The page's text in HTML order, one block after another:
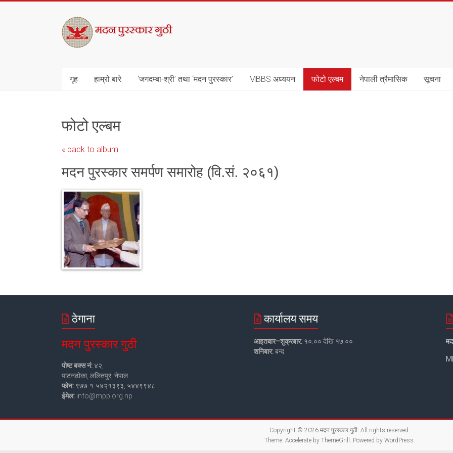
मदन
पुरस्कार
गुठी
गृह हाम्रो बारे ‘जगदम्बा-श्री’ तथा ‘मदन पुरस्कार’ MBBS अध्ययन फोटो एल्बम नेपाली त्रैमासिक सूचना
फोटो एल्बम
« back to album
मदन पुरस्कार समर्पण समारोह (वि.सं. २०६१)
ठेगाना
मदन पुरस्कार गुठी
पोष्ट बक्स नं: ४२,
पाटनढोका, ललितपुर, नेपाल
फोन: ९७७-१-५४२१३९३, ५४४९९४८
ईमेल: info@mpp.org.np
कार्यालय समय
आइतबार–शुक्रबार:१०:०० देखि १७:००
शनिबार:बन्द
Copyright © 2026 मदन पुरस्कार गुठी. All rights reserved.
Theme: Accelerate by ThemeGrill. Powered by WordPress.